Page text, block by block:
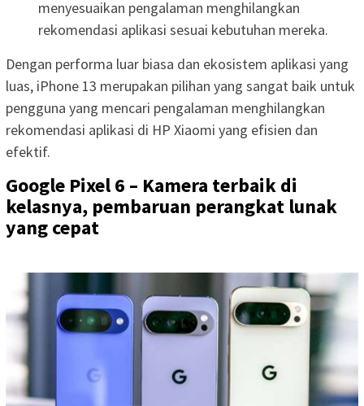
menyesuaikan pengalaman menghilangkan
rekomendasi aplikasi sesuai kebutuhan mereka.
Dengan performa luar biasa dan ekosistem aplikasi yang
luas, iPhone 13 merupakan pilihan yang sangat baik untuk
pengguna yang mencari pengalaman menghilangkan
rekomendasi aplikasi di HP Xiaomi yang efisien dan
efektif.
Google Pixel 6 – Kamera terbaik di
kelasnya, pembaruan perangkat lunak
yang cepat